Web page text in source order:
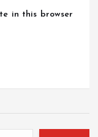
in this browser